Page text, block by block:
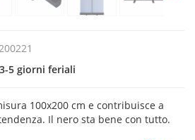
3-5 giorni feriali
100x200 cm e contribuisce a
Il nero sta bene con tutto.